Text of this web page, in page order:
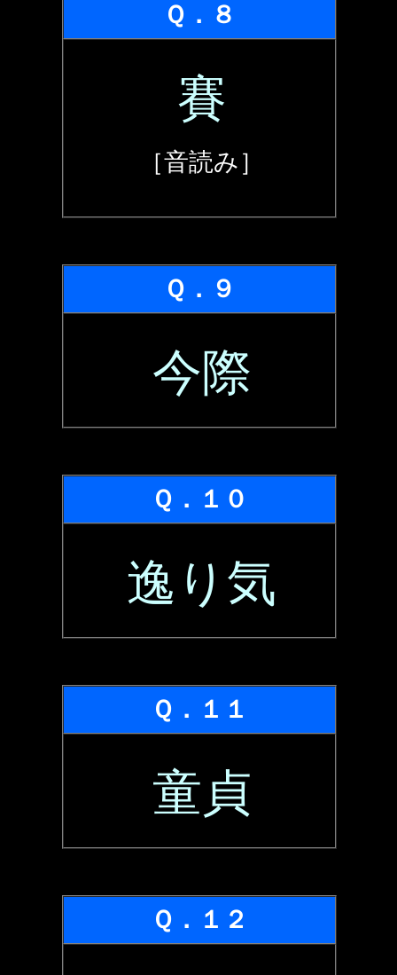
Ｑ．８
賽
［音読み］
Ｑ．９
今際
Ｑ．１０
逸り気
Ｑ．１１
童貞
Ｑ．１２